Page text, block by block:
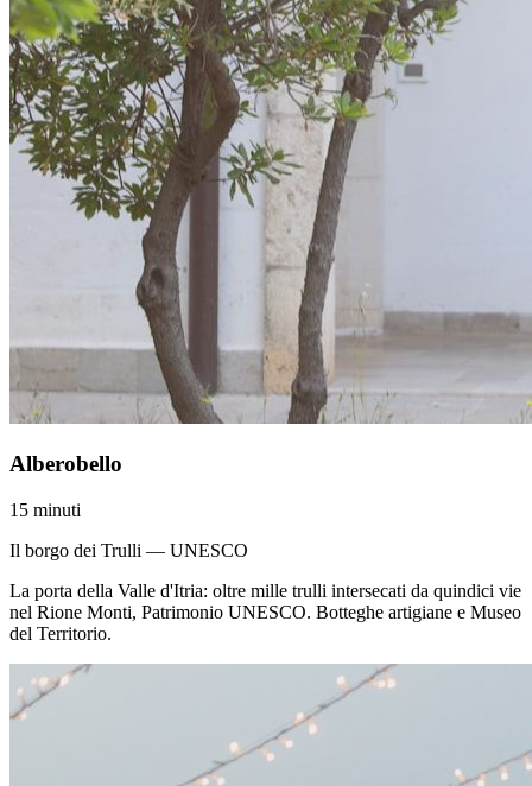
Alberobello
15 minuti
Il borgo dei Trulli — UNESCO
La porta della Valle d'Itria: oltre mille trulli intersecati da quindici vie
nel Rione Monti, Patrimonio UNESCO. Botteghe artigiane e Museo
del Territorio.